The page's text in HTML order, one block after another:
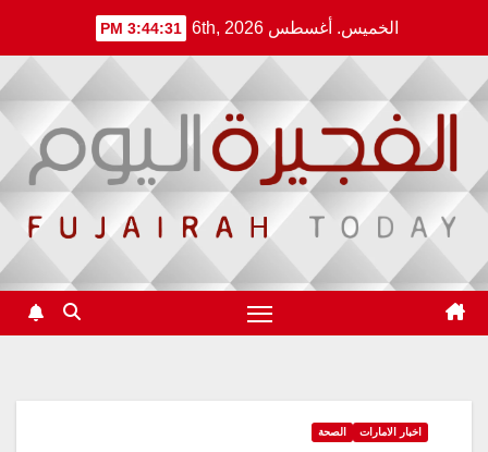
content
الخميس. أغسطس 6th, 2026 3:44:32 PM
اخبار الامارات الصحة